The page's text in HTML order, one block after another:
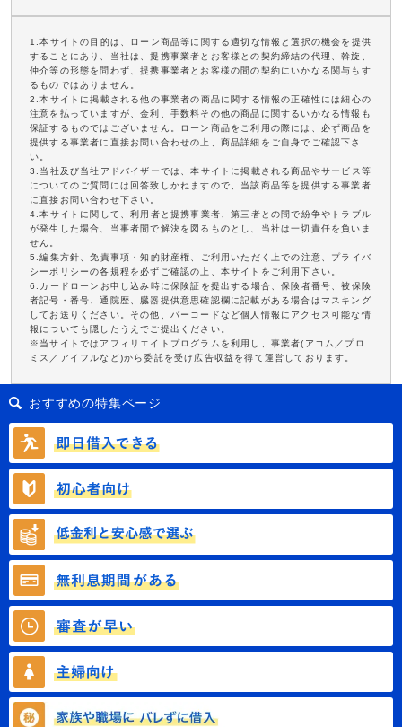
1.本サイトの目的は、ローン商品等に関する適切な情報と選択の機会を提供
することにあり、当社は、提携事業者とお客様との契約締結の代理、斡旋、
仲介等の形態を問わず、提携事業者とお客様の間の契約にいかなる関与もす
るものではありません。
2.本サイトに掲載される他の事業者の商品に関する情報の正確性には細心の
注意を払っていますが、金利、手数料その他の商品に関するいかなる情報も
保証するものではございません。ローン商品をご利用の際には、必ず商品を
提供する事業者に直接お問い合わせの上、商品詳細をご自身でご確認下さ
い。
3.当社及び当社アドバイザーでは、本サイトに掲載される商品やサービス等
についてのご質問には回答致しかねますので、当該商品等を提供する事業者
に直接お問い合わせ下さい。
4.本サイトに関して、利用者と提携事業者、第三者との間で紛争やトラブル
が発生した場合、当事者間で解決を図るものとし、当社は一切責任を負いま
せん。
5.編集方針、免責事項・知的財産権、ご利用いただく上での注意、プライバ
シーポリシーの各規程を必ずご確認の上、本サイトをご利用下さい。
6.カードローンお申し込み時に保険証を提出する場合、保険者番号、被保険
者記号・番号、通院歴、臓器提供意思確認欄に記載がある場合はマスキング
してお送りください。その他、バーコードなど個人情報にアクセス可能な情
報についても隠したうえでご提出ください。
※当サイトではアフィリエイトプログラムを利用し、事業者(アコム／プロ
ミス／アイフルなど)から委託を受け広告収益を得て運営しております。
おすすめの特集ページ